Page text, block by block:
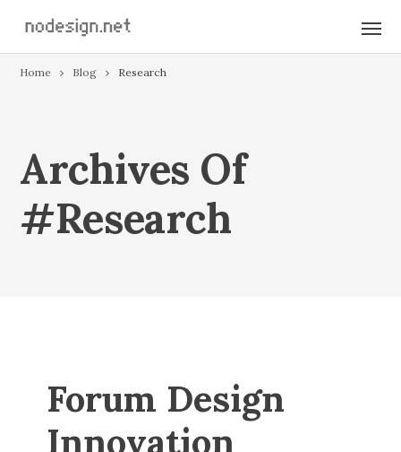
Home Blog Research
Archives Of
#research
Forum Design
Innovation